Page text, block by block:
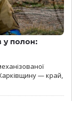
у полон:
— край,